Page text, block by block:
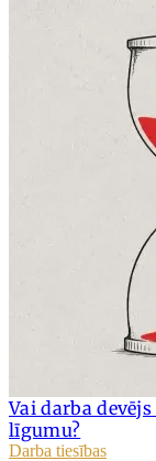
Vai darba
līgumu?
Darba tiesības